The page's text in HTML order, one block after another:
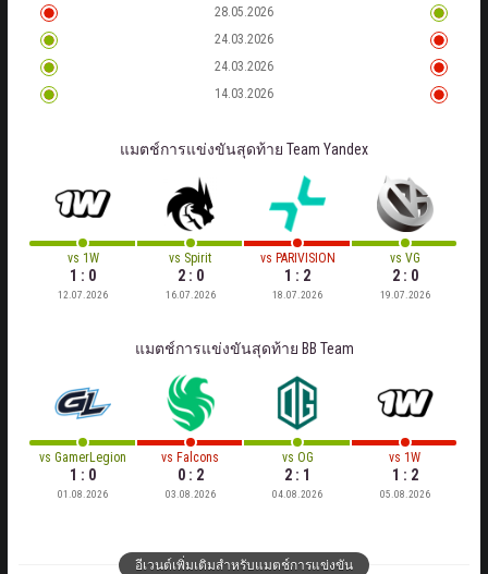
แมตช์การแข่งขันสุดท้าย Team Yandex
vs 1W
1 : 0
12.07.2026
vs Spirit
2 : 0
16.07.2026
vs PARIVISION
1 : 2
18.07.2026
vs VG
2 : 0
19.07.2026
28.05.2026
24.03.2026
24.03.2026
14.03.2026
แมตช์การแข่งขันสุดท้าย BB Team
vsGamerLegion
1 : 0
01.08.2026
vs Falcons
0 : 2
03.08.2026
vs OG
2 : 1
04.08.2026
vs 1W
1 : 2
05.08.2026
อีเวนต์เพิ่มเติมสำหรับแมตช์การแข่งขัน